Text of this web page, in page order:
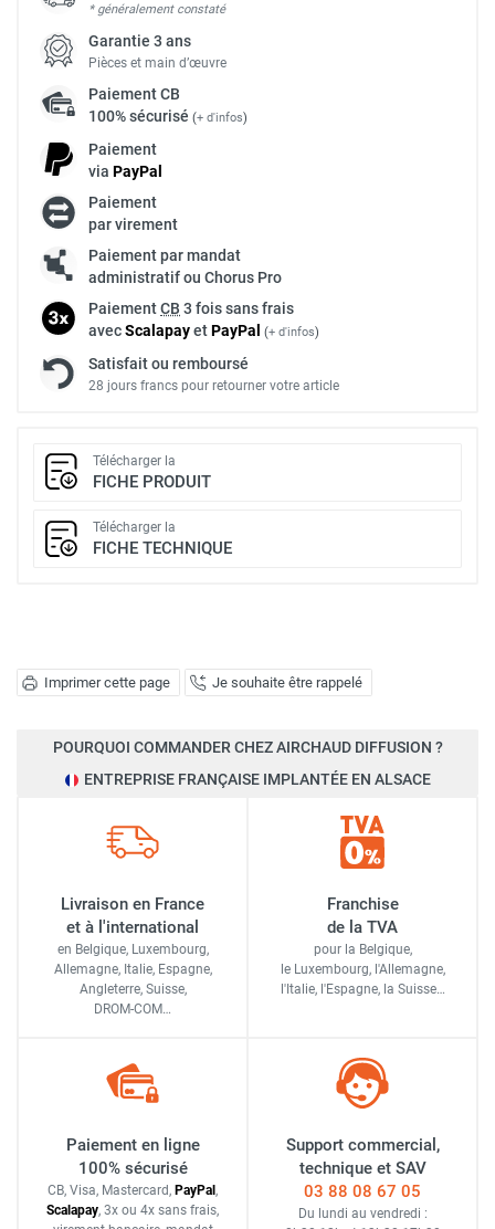
Imprimer cette page Je souhaite être rappelé
* généralement constaté
Garantie 3 ans
Pièces et main d’œuvre
PaiementCB
100% sécurisé (+ d'infos)
Paiement
via PayPal
Paiement
par virement
Paiement par mandat
administratif ou Chorus Pro
PaiementCB 3 fois sans frais
avecScalapayetPayPal (+ d'infos)
Satisfait ou remboursé
28 jours francs pour retourner votre article
Télécharger la
FICHE PRODUIT
Télécharger la
FICHE TECHNIQUE
POURQUOI COMMANDER CHEZ AIRCHAUD DIFFUSION ?
ENTREPRISE FRANÇAISE IMPLANTÉE EN ALSACE
Livraison en France
et à l'international
en Belgique, Luxembourg,
Allemagne, Italie, Espagne,
Angleterre, Suisse,
DROM-COM…
Franchise
de la TVA
pour la Belgique,
le Luxembourg, l'Allemagne,
l'Italie, l'Espagne, la Suisse…
Paiement en ligne
100% sécurisé
CB, Visa, Mastercard, PayPal ,
Scalapay, 3x ou 4x sans frais,
Support commercial,
technique et SAV
03 88 08 67 05
Du lundi au vendredi :